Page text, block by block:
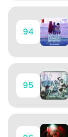
94
95